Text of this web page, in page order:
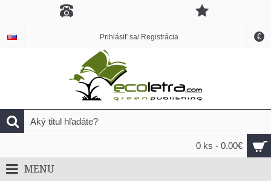
€
Prihlásiť sa/ Registrácia
0 ks - 0.00€
MENU